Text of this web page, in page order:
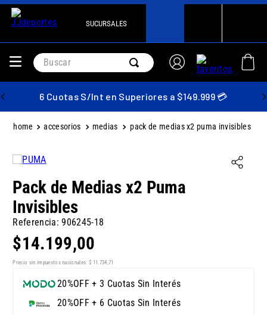
SUCURSALES
Buscar
6 Cuotas S/Int en Superiores a $149.999 💳
accesorios medias pack de medias x2 puma invisibles
Pack de Medias x2 Puma
Invisibles
Referencia:906245-18
$14.199,00
Precio sin impuestos nacionales: $ 11.734,71
20%OFF + 3 Cuotas Sin Interés
20%OFF + 6 Cuotas Sin Interés